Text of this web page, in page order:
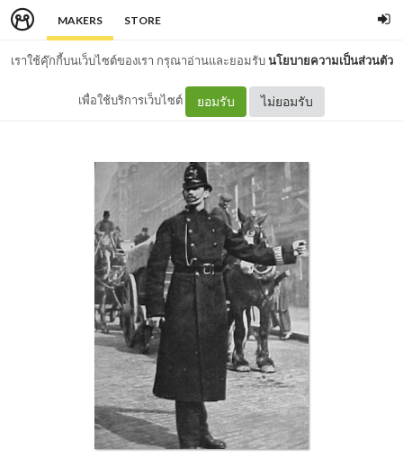
MAKERS STORE
เราใช้คุ๊กกี้บนเว็บไซต์ของเรา กรุณาอ่านและยอมรับนโยบายความเป็นส่วนตัว
เพื่อใช้บริการเว็บไซต์ ยอมรับ ไม่ยอมรับ